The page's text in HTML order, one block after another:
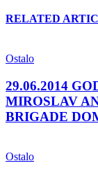
RELATED
Ostalo
29.06.2014
MIROSLAV
BRIGADE
Ostalo